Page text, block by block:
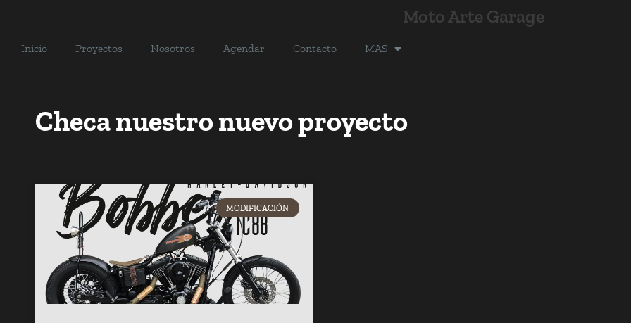
Moto Arte Garage
Inicio Proyectos Nosotros Agendar Contacto MÁS
Checa nuestro nuevo proyecto
MODIFICACIÓN